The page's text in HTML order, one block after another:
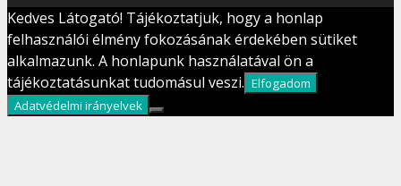
Kedves Látogató! Tájékoztatjuk, hogy a honlap
felhasználói élmény fokozásának érdekében sütiket
alkalmazunk. A honlapunk használatával ön a
tájékoztatásunkat tudomásul veszi. Elfogadom
Adatvédelmi irányelvek